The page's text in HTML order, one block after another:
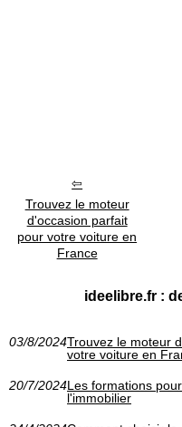
Trouvez le moteur
d'occasion parfait
pour votre voiture en
France
ideelibre.fr :
03/8/2024Trouvez le moteur
votre voiture en
20/7/2024Les formations
l'immobilier